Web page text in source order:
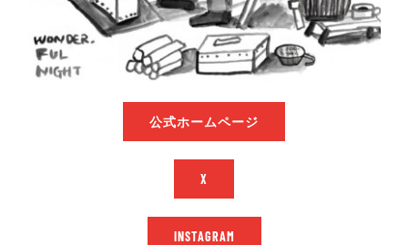
公式ホームページ
X
INSTAGRAM